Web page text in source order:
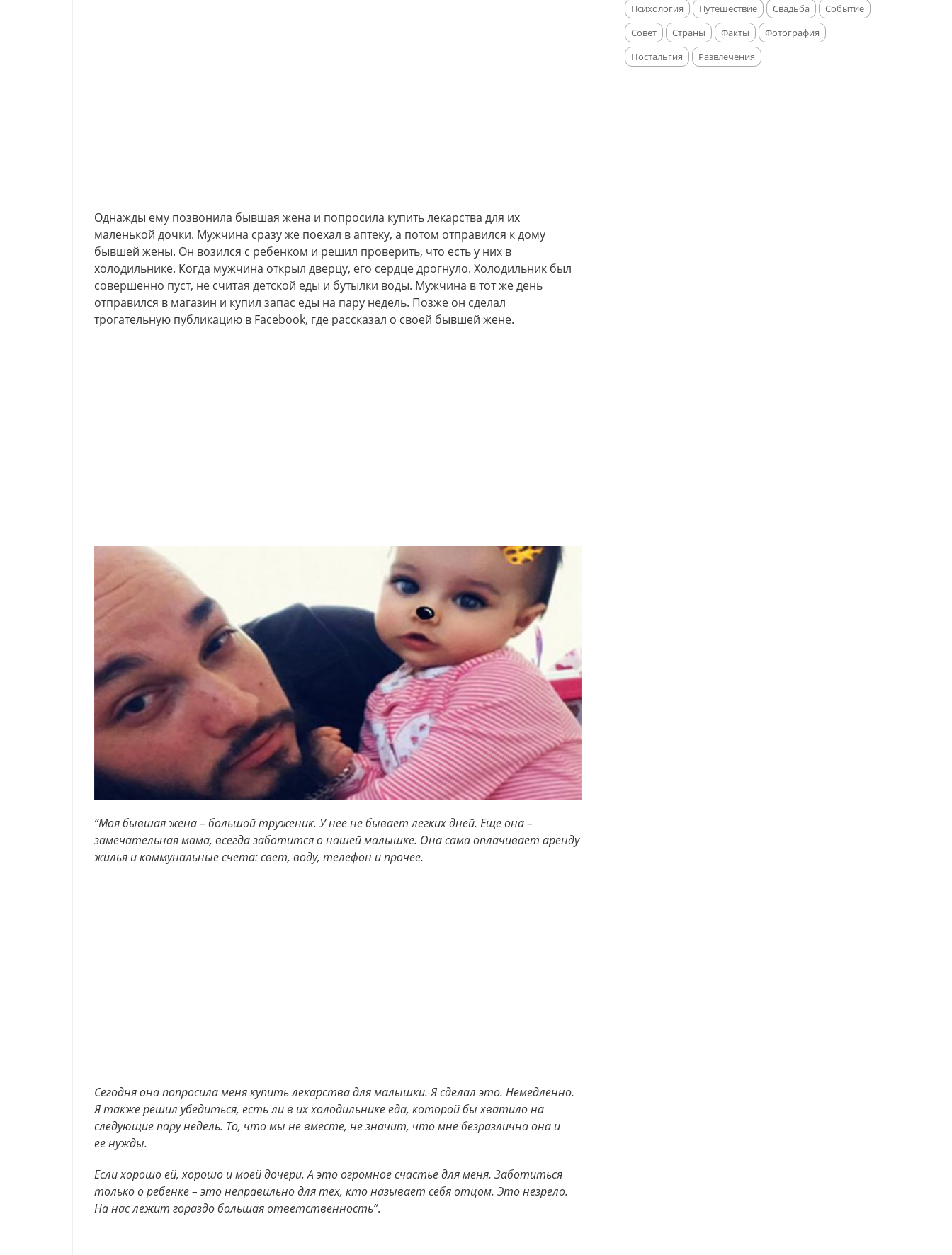
Однажды ему позвонила бывшая жена и попросила купить лекарства для их
маленькой дочки. Мужчина сразу же поехал в аптеку, а потом отправился к дому
бывшей жены. Он возился с ребенком и решил проверить, что есть у них в
холодильнике. Когда мужчина открыл дверцу, его сердце дрогнуло. Холодильник был
совершенно пуст, не считая детской еды и бутылки воды. Мужчина в тот же день
отправился в магазин и купил запас еды на пару недель. Позже он сделал
трогательную публикацию в Facebook, где рассказал о своей бывшей жене.
“Моя бывшая жена – большой труженик. У нее не бывает легких дней. Еще она –
замечательная мама, всегда заботится о нашей малышке. Она сама оплачивает аренду
жилья и коммунальные счета: свет, воду, телефон и прочее.
Сегодня она попросила меня купить лекарства для малышки. Я сделал это. Немедленно.
Я также решил убедиться, есть ли в их холодильнике еда, которой бы хватило на
следующие пару недель. То, что мы не вместе, не значит, что мне безразлична она и
ее нужды.
Если хорошо ей, хорошо и моей дочери. А это огромное счастье для меня. Заботиться
только о ребенке – это неправильно для тех, кто называет себя отцом. Это незрело.
На нас лежит гораздо большая ответственность”.
Психология
Путешествие Свадьба
Событие
Совет
Страны Факты
Фотография
Ностальгия
Развлечения